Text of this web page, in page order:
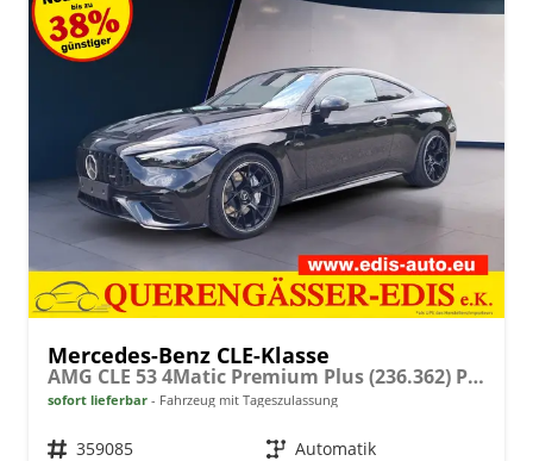
Mercedes-Benz CLE-Klasse
AMG CLE 53 4Matic Premium Plus (236.362) PremiumPlus DiebstahlPlus
sofort lieferbar Fahrzeug mit Tageszulassung
Fahrzeugnr. 359085 Getriebe Automatik